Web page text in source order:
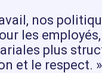
nos
les employés,
plus
et le respect. »